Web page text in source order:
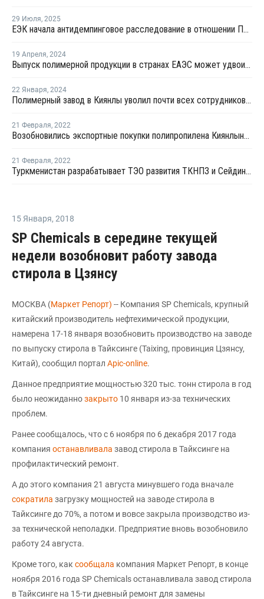
29 Июля, 2025
ЕЭК начала антидемпинговое расследование в отношении ПЭ и ПП из Азербайджана и Туркменистана
19 Апреля, 2024
Выпуск полимерной продукции в странах ЕАЭС может удвоиться к 2035 году
22 Января, 2024
Полимерный завод в Киянлы уволил почти всех сотрудников и приостановил свою деятельность
21 Февраля, 2022
Возобновились экспортные покупки полипропилена Киянлынского завода полимеров
21 Февраля, 2022
Туркменистан разрабатывает ТЭО развития ТКНПЗ и Сейдинского НПЗ
15 Января, 2018
SP Chemicals в середине текущей
недели возобновит работу завода
стирола в Цзянсу
МОСКВА (Маркет Репорт) -- Компания SP Chemicals, крупный
китайский производитель нефтехимической продукции,
намерена 17-18 января возобновить производство на заводе
по выпуску стирола в Тайксинге (Taixing, провинция Цзянсу,
Китай), сообщил портал Apic-online.
Данное предприятие мощностью 320 тыс. тонн стирола в год
было неожиданнозакрыто 10 января из-за технических
проблем.
Ранее сообщалось, что с 6 ноября по 6 декабря 2017 года
компания останавливала завод стирола в Тайксинге на
профилактический ремонт.
А до этого компания 21 августа минувшего года вначале
сократила загрузку мощностей на заводе стирола в
Тайксинге до 70%, а потом и вовсе закрыла производство из-
за технической неполадки. Предприятие вновь возобновило
работу 24 августа.
Кроме того, как сообщала компания Маркет Репорт, в конце
ноября 2016 года SP Chemicals останавливала завод стирола
в Тайксинге на 15-ти дневный ремонт для замены